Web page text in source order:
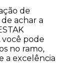
de
achar a
você pode
no ramo,
a excelência